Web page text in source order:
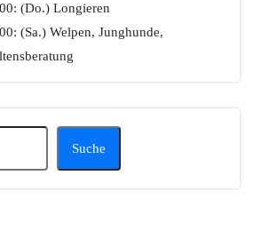
(Do.) Longieren
(Sa.) Welpen, Junghunde,
Suche